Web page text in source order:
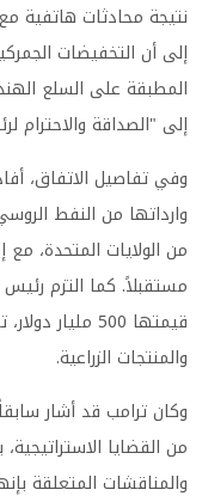
نتيجة محادثات هاتفية
إلى أن التخفيضات
إلى "الصداقة والاحترام
وفي تفاصيل الاتفاق،
وارداتها من النفط
من الولايات المتحدة،
مستقبلاً. كما التزم رئيس
قيمتها 500
والمنتجات الزراعية.
وكان ترامب قد أشار
من القضايا
والمناقشات المتعلقة